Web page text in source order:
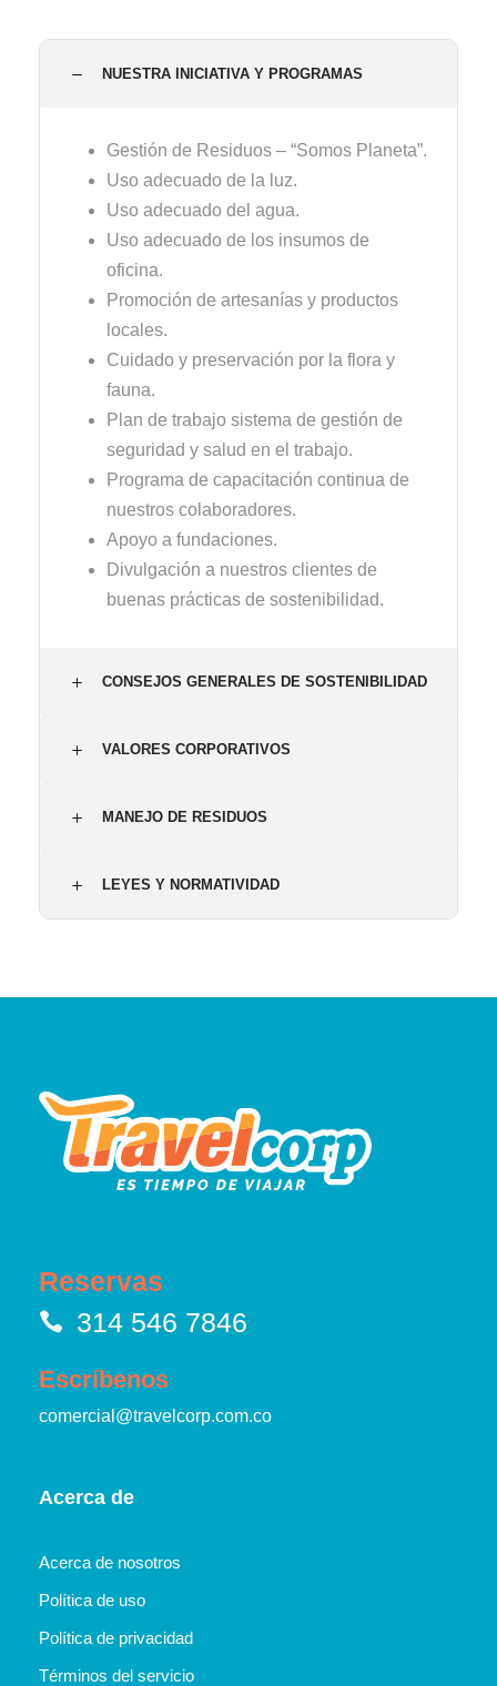
NUESTRA INICIATIVA Y PROGRAMAS
Gestión de Residuos – “Somos Planeta”.
Uso adecuado de la luz.
Uso adecuado del agua.
Uso adecuado de los insumos de
oficina.
Promoción de artesanías y productos
locales.
Cuidado y preservación por la flora y
fauna.
Plan de trabajo sistema de gestión de
seguridad y salud en el trabajo.
Programa de capacitación continua de
nuestros colaboradores.
Apoyo a fundaciones.
Divulgación a nuestros clientes de
buenas prácticas de sostenibilidad.
CONSEJOS GENERALES DE SOSTENIBILIDAD
VALORES CORPORATIVOS
MANEJO DE RESIDUOS
LEYES Y NORMATIVIDAD
Reservas
314 546 7846
Escríbenos
comercial@travelcorp.com.co
Acerca de
Acerca de nosotros
Política de uso
Política de privacidad
Términos del servicio